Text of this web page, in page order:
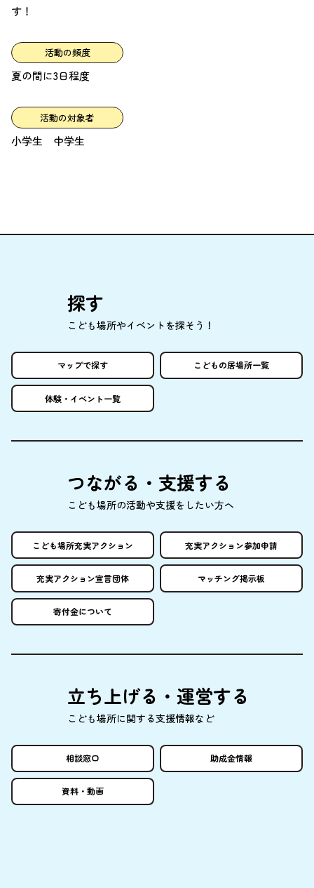
す！
活動の頻度
夏の間に3日程度
活動の対象者
小学生 中学生
探す
こども場所やイベントを探そう！
マップで探す こどもの居場所一覧
体験 ・イベント一覧
つながる・ 支援する
こども場所の活動や支援をしたい方へ
こども場所充実アクション 充実アクション参加申請
充実アクション宣言団体 マッチング掲示板
寄付金について
立ち上げる・ 運営する
こども場所に関する支援情報など
相談窓口 助成金情報
資料 ・ 動画